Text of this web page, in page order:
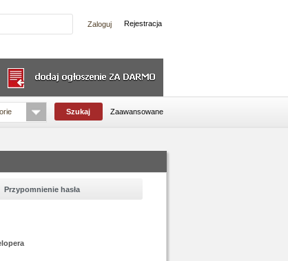
Rejestracja
Zaawansowane
Przypomnienie hasła